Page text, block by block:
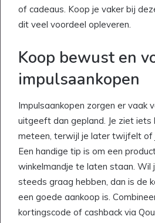
of cadeaus. Koop je vaker bij
dit veel voordeel opleveren.
Koop bewust en
impulsaankopen
Impulsaankopen zorgen er vaak
uitgeeft dan gepland. Je ziet
meteen, terwijl je later twijfelt of
Een handige tip is om een
winkelmandje te laten staan. Wil
steeds graag hebben, dan is de
een goede aankoop is.
kortingscode of cashback via